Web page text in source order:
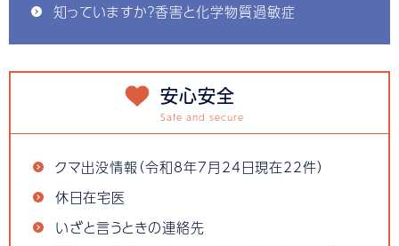
知っていますか？香害と化学物質過敏症
安心安全
クマ出没情報（令和8年7月24日現在22件）
休日在宅医
いざと言うときの連絡先